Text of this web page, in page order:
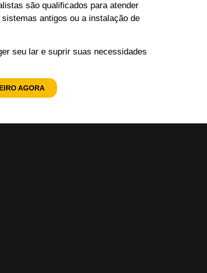
são qualificados para atender
antigos ou a instalação de
seu lar e suprir suas necessidades
AGORA